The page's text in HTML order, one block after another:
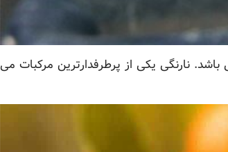
نارنگی یکی از پرطرفدارترین مرکبات می